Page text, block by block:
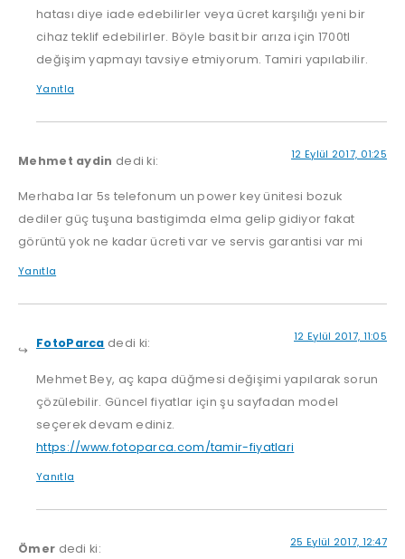
hatası diye iade edebilirler veya ücret karşılığı yeni bir
cihaz teklif edebilirler. Böyle basit bir arıza için 1700tl
değişim yapmayı tavsiye etmiyorum. Tamiri yapılabilir.
Yanıtla
Mehmet aydin dedi ki: 12 Eylül 2017, 01:25
Merhaba lar 5s telefonum un power key ünitesi bozuk
dediler güç tuşuna bastigimda elma gelip gidiyor fakat
görüntü yok ne kadar ücreti var ve servis garantisi var mi
Yanıtla
FotoParca dedi ki: 12 Eylül 2017, 11:05
Mehmet Bey, aç kapa düğmesi değişimi yapılarak sorun
çözülebilir. Güncel fiyatlar için şu sayfadan model
seçerek devam ediniz.
https://www.fotoparca.com/tamir-fiyatlari
Yanıtla
Ömer dedi ki: 25 Eylül 2017, 12:47